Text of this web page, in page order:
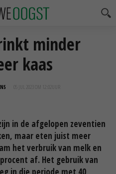
minder
kaas
05 JUL 2023 OM 12:02
in de afgelopen zeventien
maar eten juist meer
het verbruik van melk en
af. Het gebruik van